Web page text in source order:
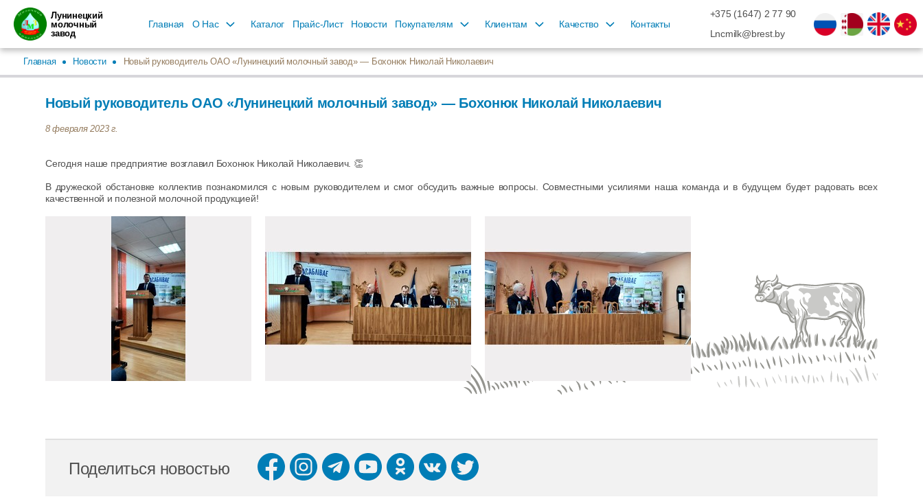
Лунинецкий
молочный
завод
Главная О Нас Каталог Прайс-Лист Новости Покупателям Клиентам Качество Контакты
+375 (1647) 2 77 90
Lncmilk@brest.by
Главная Новости Новый руководитель ОАО «Лунинецкий молочный завод» — Бохонюк Николай Николаевич
Новый руководитель ОАО «Лунинецкий молочный завод» — Бохонюк Николай Николаевич
8 февраля 2023 г.
Сегодня наше предприятие возглавил Бохонюк Николай Николаевич. 👏
В дружеской обстановке коллектив познакомился с новым руководителем и смог обсудить важные вопросы. Совместными усилиями наша команда и в будущем будет радовать всех
качественной и полезной молочной продукцией!
Поделиться новостью